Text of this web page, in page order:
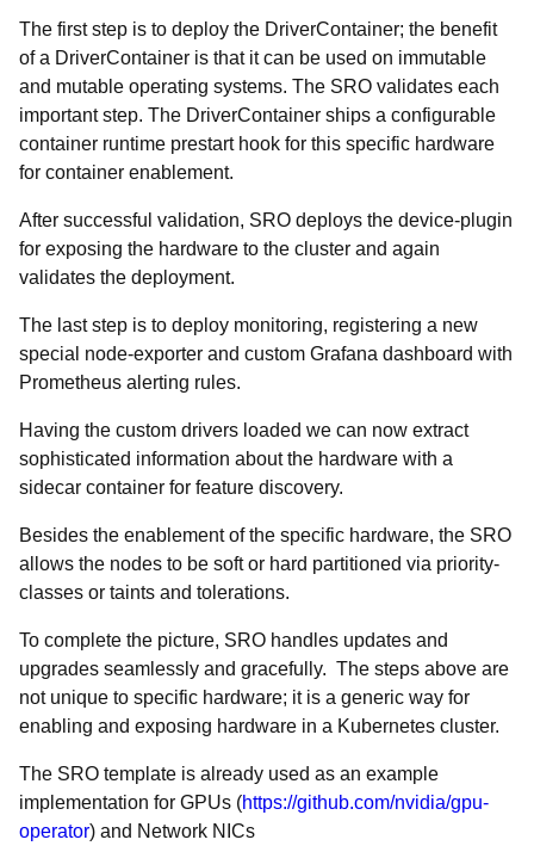
The first step is to deploy the DriverContainer; the benefit
of a DriverContainer is that it can be used on immutable
and mutable operating systems. The SRO validates each
important step. The DriverContainer ships a configurable
container runtime prestart hook for this specific hardware
for container enablement.
After successful validation, SRO deploys the device-plugin
for exposing the hardware to the cluster and again
validates the deployment.
The last step is to deploy monitoring, registering a new
special node-exporter and custom Grafana dashboard with
Prometheus alerting rules.
Having the custom drivers loaded we can now extract
sophisticated information about the hardware with a
sidecar container for feature discovery.
Besides the enablement of the specific hardware, the SRO
allows the nodes to be soft or hard partitioned via priority-
classes or taints and tolerations.
To complete the picture, SRO handles updates and
upgrades seamlessly and gracefully. The steps above are
not unique to specific hardware; it is a generic way for
enabling and exposing hardware in a Kubernetes cluster.
The SRO template is already used as an example
implementation for GPUs (https://github.com/nvidia/gpu-
operator) and Network NICs